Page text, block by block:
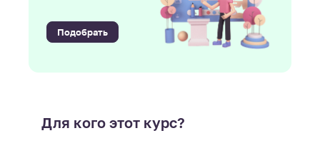
Подобрать
Для кого этот курс?